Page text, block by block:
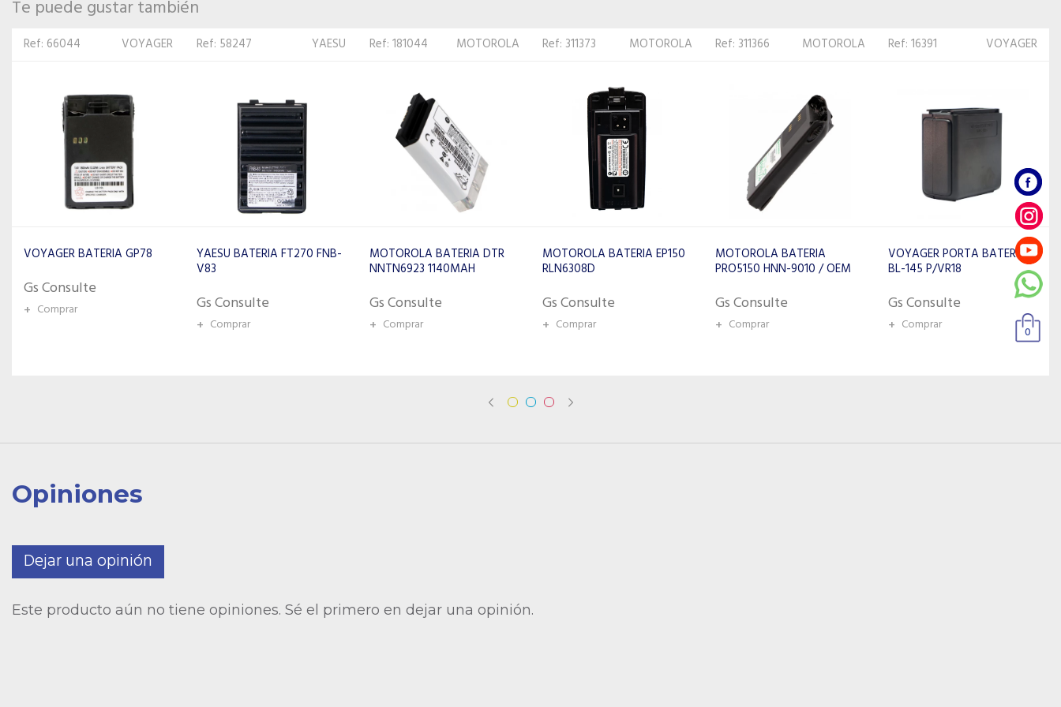
Te puede gustar también
Ref: 58247 YAESU
YAESU BATERIA FT270 FNB-
Gs Consulte
Ref: 181044 MOTOROLA
MOTOROLA BATERIA DTR
NNTN6923 1140MAH
Gs Consulte
+ Comprar
Ref: 311373 MOTOROLA
MOTOROLA BATERIA EP150
RLN6308D
Gs Consulte
+ Comprar
Ref: 311366 MOTOROLA
MOTOROLA BATERIA
PRO5150 HNN-9010 / OEM
Gs Consulte
+ Comprar
Ref: 16391 VOYAGER
VOYAGER PORTA BATERIA
BL-145 P/VR18
Gs Consulte
+ Comprar
Ref: 604 MOTOROLA
MOTOROLA BATERIA DTR
NNTN6923 FINA
Gs Consulte
+ Comprar
Opiniones
Dejar una opinión
Este producto aún no tiene opiniones. Sé el primero en dejar una opinión.
0